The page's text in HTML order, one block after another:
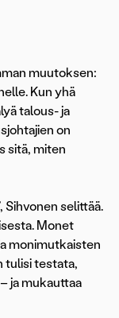
muutoksen:
Kun yhä
talous- ja
on
sitä, miten
Sihvonen selittää.
Monet
monimutkaisten
tulisi testata,
ja mukauttaa